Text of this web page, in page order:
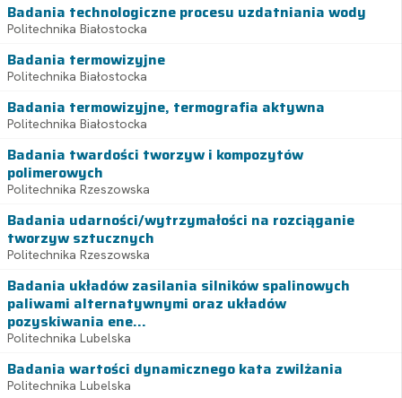
Badania technologiczne procesu uzdatniania wody
Politechnika Białostocka
Badania termowizyjne
Politechnika Białostocka
Badania termowizyjne, termografia aktywna
Politechnika Białostocka
Badania twardości tworzyw i kompozytów
polimerowych
Politechnika Rzeszowska
Badania udarności/wytrzymałości na rozciąganie
tworzyw sztucznych
Politechnika Rzeszowska
Badania układów zasilania silników spalinowych
paliwami alternatywnymi oraz układów
pozyskiwania ene...
Politechnika Lubelska
Badania wartości dynamicznego kata zwilżania
Politechnika Lubelska